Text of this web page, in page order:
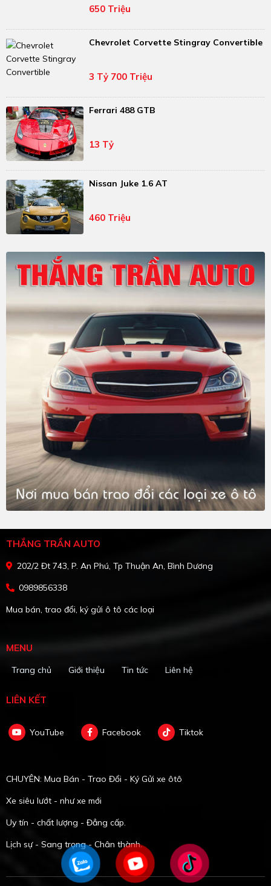
650 Triệu
Chevrolet Corvette Stingray Convertible
3 Tỷ 700 Triệu
Ferrari 488 GTB
13 Tỷ
Nissan Juke 1.6 AT
460 Triệu
THẮNG TRẦN AUTO
202/2 Đt 743, P. An Phú, Tp Thuận An, Bình Dương
0989856338
Mua bán, trao đổi, ký gửi ô tô các loại
MENU
Trang chủ Giới thiệu Tin tức Liên hệ
LIÊN KẾT
YouTube Facebook Tiktok
CHUYÊN: Mua Bán - Trao Đổi - Ký Gửi xe ôtô
Xe siêu lướt - như xe mới
Uy tín - chất lượng - Đẳng cấp.
Lịch sự - Sang trọng - Chân thành.